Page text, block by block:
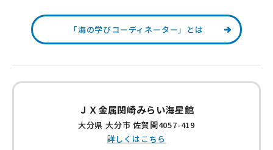
「海の学びコーディネーター」とは
ＪＸ金属関崎みらい海星館
大分県 大分市 佐賀関4057-419
詳しくはこちら